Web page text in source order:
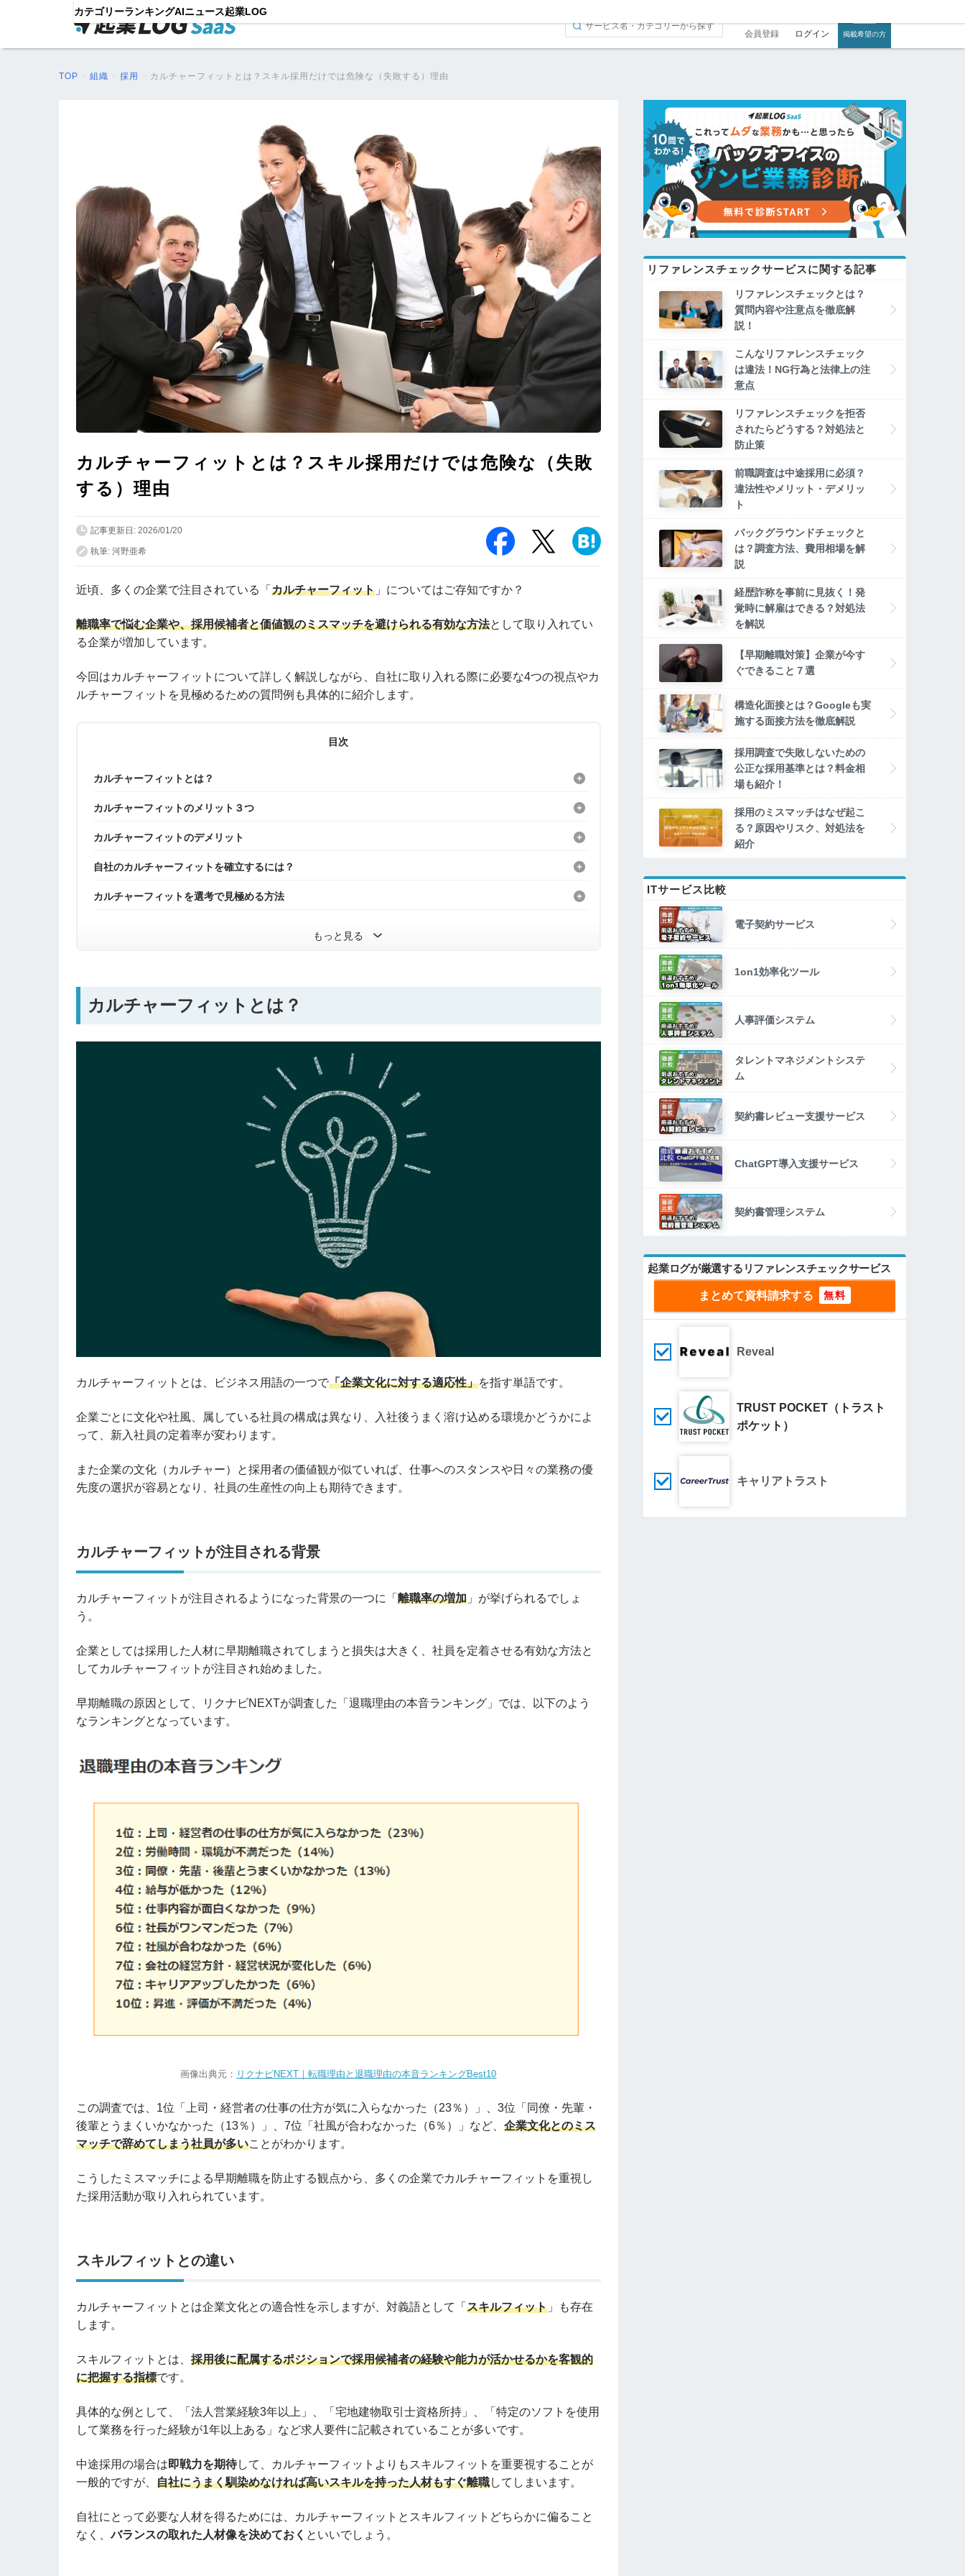
カテゴリーランキングAIニュース起業LOG
会員登録 ログイン 掲載希望の方
TOP 組織 採用 カルチャーフィットとは？スキル採用だけでは危険な（失敗する）理由
カルチャーフィットとは？スキル採用だけでは危険な（失敗
する）理由
記事更新日: 2026/01/20
執筆: 河野亜希
近頃、多くの企業で注目されている「 カルチャーフィット 」についてはご存知ですか？
離職率で悩む企業や、採用候補者と価値観のミスマッチを避けられる有効な方法として取り入れてい
る企業が増加しています。
今回はカルチャーフィットについて詳しく解説しながら、自社に取り入れる際に必要な4つの視点やカ
ルチャーフィットを見極めるための質問例も具体的に紹介します。
目次
カルチャーフィットとは？
カルチャーフィットのメリット３つ
カルチャーフィットのデメリット
自社のカルチャーフィットを確立するには？
カルチャーフィットを選考で見極める方法
もっと見る
カルチャーフィットとは？
カルチャーフィットとは、ビジネス用語の一つで「企業文化に対する適応性」を指す単語です。
企業ごとに文化や社風、属している社員の構成は異なり、入社後うまく溶け込める環境かどうかによ
って、新入社員の定着率が変わります。
また企業の文化（カルチャー）と採用者の価値観が似ていれば、仕事へのスタンスや日々の業務の優
先度の選択が容易となり、社員の生産性の向上も期待できます。
カルチャーフィットが注目される背景
カルチャーフィットが注目されるようになった背景の一つに「 離職率の増加 」が挙げられるでしょ
う。
企業としては採用した人材に早期離職されてしまうと損失は大きく、社員を定着させる有効な方法と
してカルチャーフィットが注目され始めました。
早期離職の原因として、リクナビNEXTが調査した「退職理由の本音ランキング」では、以下のよう
なランキングとなっています。
画像出典元： リクナビNEXT｜転職理由と退職理由の本音ランキングBest10
この調査では、1位「上司・経営者の仕事の仕方が気に入らなかった（23％）」、3位「同僚・先輩・
後輩とうまくいかなかった（13％）」、7位「社風が合わなかった（6％）」など、 企業文化とのミス
マッチで辞めてしまう社員が多いことがわかります。
こうしたミスマッチによる早期離職を防止する観点から、多くの企業でカルチャーフィットを重視し
た採用活動が取り入れられています。
スキルフィットとの違い
カルチャーフィットとは企業文化との適合性を示しますが、対義語として「 スキルフィット 」も存在
します。
スキルフィットとは、 採用後に配属するポジションで採用候補者の経験や能力が活かせるかを客観的
に把握する指標です。
具体的な例として、「法人営業経験3年以上」、「宅地建物取引士資格所持」、「特定のソフトを使用
して業務を行った経験が1年以上ある」など求人要件に記載されていることが多いです。
中途採用の場合は即戦力を期待して、カルチャーフィットよりもスキルフィットを重要視することが
一般的ですが、 自社にうまく馴染めなければ高いスキルを持った人材もすぐ離職してしまいます。
自社にとって必要な人材を得るためには、カルチャーフィットとスキルフィットどちらかに偏ること
なく、バランスの取れた人材像を決めておく といいでしょう。
リファレンスチェックサービスに関する記事
リファレンスチェックとは？
質問内容や注意点を徹底解
説！
こんなリファレンスチェック
は違法！NG行為と法律上の注
意点
リファレンスチェックを拒否
されたらどうする？対処法と
防止策
前職調査は中途採用に必須？
違法性やメリット・デメリッ
ト
バックグラウンドチェックと
は？調査方法、費用相場を解
説
経歴詐称を事前に見抜く！発
覚時に解雇はできる？対処法
を解説
【早期離職対策】企業が今す
ぐできること７選
構造化面接とは？Googleも実
施する面接方法を徹底解説
採用調査で失敗しないための
公正な採用基準とは？料金相
場も紹介！
採用のミスマッチはなぜ起こ
る？原因やリスク、対処法を
紹介
ITサービス比較
電子契約サービス
1on1効率化ツール
人事評価システム
タレントマネジメントシステ
ム
契約書レビュー支援サービス
ChatGPT導入支援サービス
契約書管理システム
起業ログが厳選するリファレンスチェックサービス
まとめて資料請求する
Reveal
TRUST POCKET（トラスト
ポケット）
キャリアトラスト